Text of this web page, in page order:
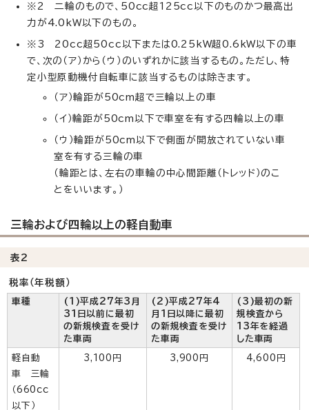
※2 二輪のもので、50cc超125cc以下のものかつ最高出
力が4.0kW以下のもの。
※3 20cc超50cc以下または0.25kW超0.6kW以下の車
で、次の（ア）から（ウ）のいずれかに該当するもの。ただし、特
定小型原動機付自転車に該当するものは除きます。
（ア）輪距が50cm超で三輪以上の車
（イ）輪距が50cm以下で車室を有する四輪以上の車
（ウ）輪距が50cm以下で側面が開放されていない車
室を有する三輪の車
（輪距とは、左右の車輪の中心間距離（トレッド）のこ
とをいいます。）
三輪および四輪以上の軽自動車
表2
税率（年税額）
車種
(1)平成27年3月
31日以前に最初
の新規検査を受け
た車両
(2)平成27年4
月1日以降に最初
の新規検査を受け
た車両
(3)最初の新
規検査から
13年を経過
した車両
軽自動
車 三輪
（660cc
以下）
3,100円 3,900円 4,600円